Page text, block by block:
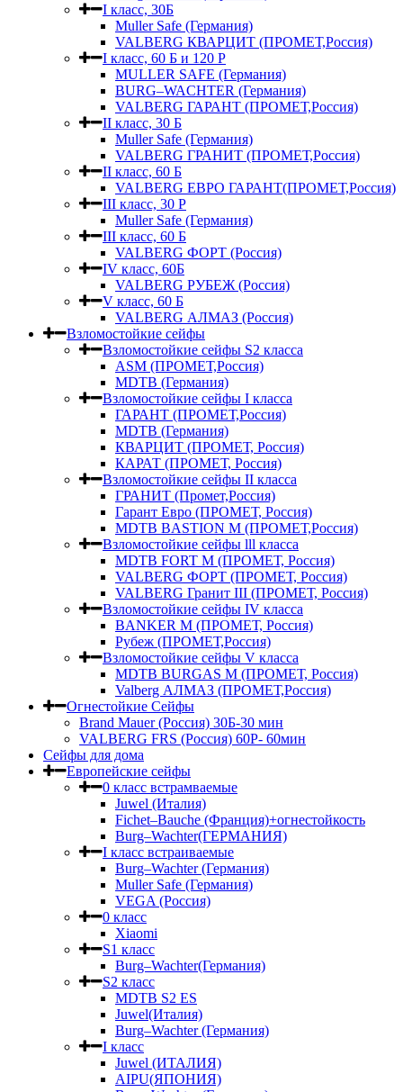
I класс, 30Б
Muller Safe (Германия)
VALBERG КВАРЦИТ (ПРОМЕТ,Россия)
I класс, 60 Б и 120 Р
MULLER SAFE (Германия)
BURG–WACHTER (Германия)
VALBERG ГАРАНТ (ПРОМЕТ,Россия)
II класс, 30 Б
Muller Safe (Германия)
VALBERG ГРАНИТ (ПРОМЕТ,Россия)
II класс, 60 Б
VALBERG ЕВРО ГАРАНТ(ПРОМЕТ,Россия)
III класс, 30 Р
Muller Safe (Германия)
III класс, 60 Б
VALBERG ФОРТ (Россия)
IV класс, 60Б
VALBERG РУБЕЖ (Россия)
V класс, 60 Б
VALBERG АЛМАЗ (Россия)
Взломостойкие сейфы
Взломостойкие сейфы S2 класса
ASM (ПРОМЕТ,Россия)
MDTB (Германия)
Взломостойкие сейфы I класса
ГАРАНТ (ПРОМЕТ,Россия)
MDTB (Германия)
КВАРЦИТ (ПРОМЕТ, Россия)
КАРАТ (ПРОМЕТ, Россия)
Взломостойкие сейфы II класса
ГРАНИТ (Промет,Россия)
Гарант Евро (ПРОМЕТ, Россия)
MDTB BASTION M (ПРОМЕТ,Россия)
Взломостойкие сейфы lll класса
MDTB FORT M (ПРОМЕТ, Россия)
VALBERG ФОРТ (ПРОМЕТ, Россия)
VALBERG Гранит III (ПРОМЕТ, Россия)
Взломостойкие сейфы IV класса
BANKER M (ПРОМЕТ, Россия)
Рубеж (ПРОМЕТ,Россия)
Взломостойкие сейфы V класса
MDTB BURGAS M (ПРОМЕТ, Россия)
Valberg АЛМАЗ (ПРОМЕТ,Россия)
Огнестойкие Сейфы
Brand Mauer (Россия) 30Б-30 мин
VALBERG FRS (Россия) 60Р- 60мин
Сейфы для дома
Европейские сейфы
0 класс встрамваемые
Juwel (Италия)
Fichet–Bauche (Франция)+огнестойкость
Burg–Wachter(ГЕРМАНИЯ)
I класс встраиваемые
Burg–Wachter (Германия)
Muller Safe (Германия)
VEGA (Россия)
0 класс
Xiaomi
S1 класс
Burg–Wachter(Германия)
S2 класс
MDTB S2 ES
Juwel(Италия)
Burg–Wachter (Германия)
I класс
Juwel (ИТАЛИЯ)
AIPU(ЯПОНИЯ)